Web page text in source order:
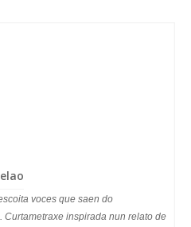
voces que saen do
Curtametraxe inspirada nun relato de